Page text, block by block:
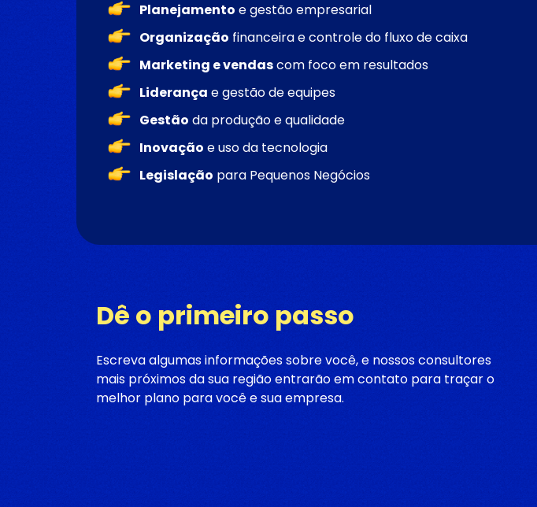
Planejamento e gestão empresarial
Organização financeira e controle do fluxo de caixa
Marketing e vendascom foco em resultados
Liderança e gestão de equipes
Gestão da produção e qualidade
Inovação e uso da tecnologia
Legislação para Pequenos Negócios
Dê o primeiro passo
Escreva algumas informações sobre você, e nossos consultores
mais próximos da sua região entrarão em contato para traçar o
melhor plano para você e sua empresa.